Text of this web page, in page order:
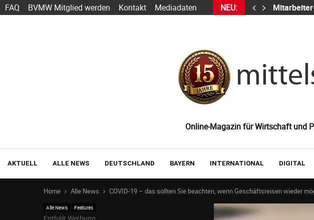
FAQ BVMW Mitglied werden Kontakt Mediadaten NEU:
Sarbacane wird zu Positive User
Online-Magazin für Wirtschaft und
AKTUELL ALLE NEWS DEUTSCHLAND BAYERN INTERNATIONAL DIGITAL
Home Alle News COVID-19 – das sollten Sie beachten, wenn Geschäftsreisen wieder
Alle News Features